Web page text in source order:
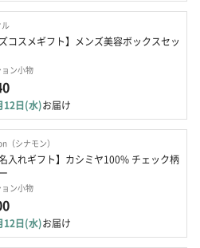
ズコスメギフト】メンズ美容ボックスセッ
ン小物
12日(水)お届け
（シナモン）
名入れギフト】カシミヤ100% チェック柄
ン小物
12日(水)お届け